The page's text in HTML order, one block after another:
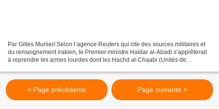
Par Gilles Munier/ Selon l’agence Reuters qui cite des sources militaires et
du renseignement irakien, le Premier ministre Haïdar al-Abadi s’apprêterait
à reprendre les armes lourdes dont les Hachd al-Chaabi (Unités de
< Page précédente Page suivante >